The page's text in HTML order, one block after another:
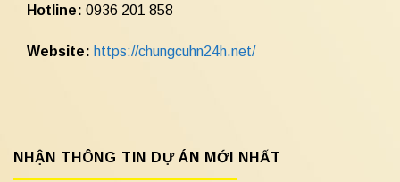
Hotline: 0936 201 858
Website: https://chungcuhn24h.net/
NHẬN THÔNG TIN DỰ ÁN MỚI NHẤT